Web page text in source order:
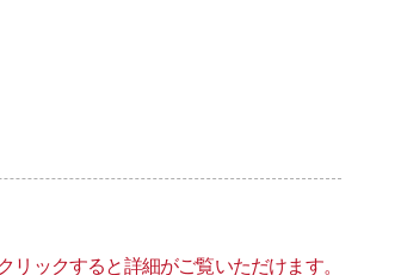
リックすると詳細がご覧いただけます。